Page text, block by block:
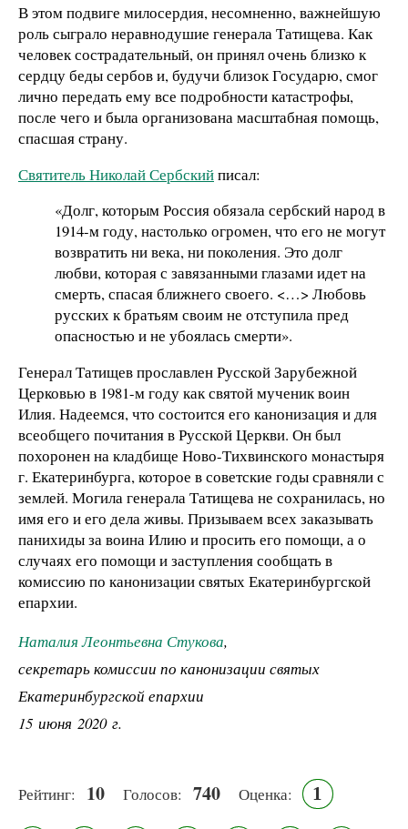
В этом подвиге милосердия, несомненно, важнейшую
роль сыграло неравнодушие генерала Татищева. Как
человек сострадательный, он принял очень близко к
сердцу беды сербов и, будучи близок Государю, смог
лично передать ему все подробности катастрофы,
после чего и была организована масштабная помощь,
спасшая страну.
Святитель Николай Сербскийписал:
«Долг, которым Россия обязала сербский народ в
1914-м году, настолько огромен, что его не могут
возвратить ни века, ни поколения. Это долг
любви, которая с завязанными глазами идет на
смерть, спасая ближнего своего. <…> Любовь
русских к братьям своим не отступила пред
опасностью и не убоялась смерти».
Генерал Татищев прославлен Русской Зарубежной
Церковью в 1981-м году как святой мученик воин
Илия. Надеемся, что состоится его канонизация и для
всеобщего почитания в Русской Церкви. Он был
похоронен на кладбище Ново-Тихвинского монастыря
г. Екатеринбурга, которое в советские годы сравняли с
землей. Могила генерала Татищева не сохранилась, но
имя его и его дела живы. Призываем всех заказывать
панихиды за воина Илию и просить его помощи, а о
случаях его помощи и заступления сообщать в
комиссию по канонизации святых Екатеринбургской
епархии.
Наталия Леонтьевна Стукова,
секретарь комиссии по канонизации святых
Екатеринбургской епархии
15 июня 2020 г.
Рейтинг: 10 Голосов: 740 Оценка: 1